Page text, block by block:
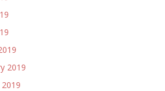
2019
2019